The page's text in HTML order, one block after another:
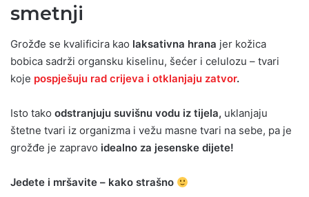
smetnji
Grožđe se kvalificira kao laksativna hrana jer kožica
bobica sadrži organsku kiselinu, šećer i celulozu – tvari
koje pospješuju rad crijeva i otklanjaju zatvor.
Isto tako odstranjuju suvišnu vodu iz tijela, uklanjaju
štetne tvari iz organizma i vežu masne tvari na sebe, pa je
grožđe je zapravo idealno za jesenske dijete!
Jedete i mršavite – kako strašno